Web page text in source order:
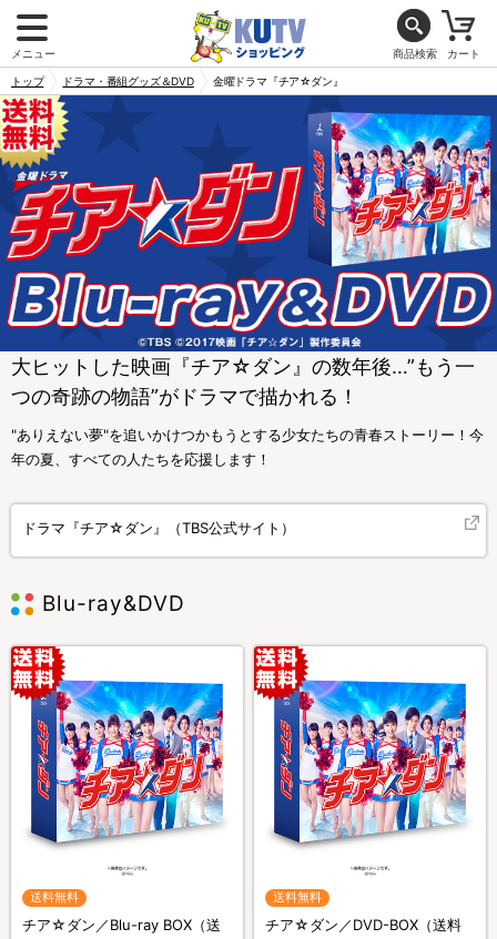
メニュー 商品検索 カート
トップ ドラマ・番組グッズ＆DVD 金曜ドラマ『チア☆ダン』
大ヒットした映画『チア☆ダン』の数年後…”もう一
つの奇跡の物語”がドラマで描かれる！
"ありえない夢"を追いかけつかもうとする少女たちの青春ストーリー！今
年の夏、すべての人たちを応援します！
ドラマ『チア☆ダン』（TBS公式サイト）
Blu-ray&DVD
送料無料
チア☆ダン／Blu-ray BOX（送
送料無料
チア☆ダン／DVD-BOX（送料